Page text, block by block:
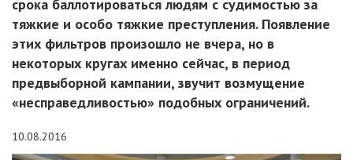
срока баллотироваться людям с судимостью за
тяжкие и особо тяжкие преступления. Появление
этих фильтров произошло не вчера, но в
некоторых кругах именно сейчас, в период
предвыборной кампании, звучит возмущение
«несправедливостью» подобных ограничений.
10.08.2016